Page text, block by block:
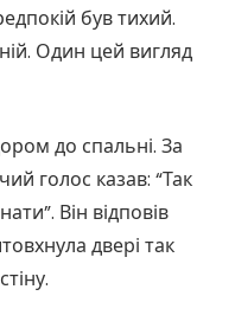
був тихий.
Один цей вигляд
до спальні. За
голос казав: “Так
Він відповів
двері так